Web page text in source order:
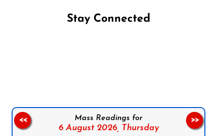
Stay Connected
Mass Readings for
6 August 2026, Thursday
<< >>